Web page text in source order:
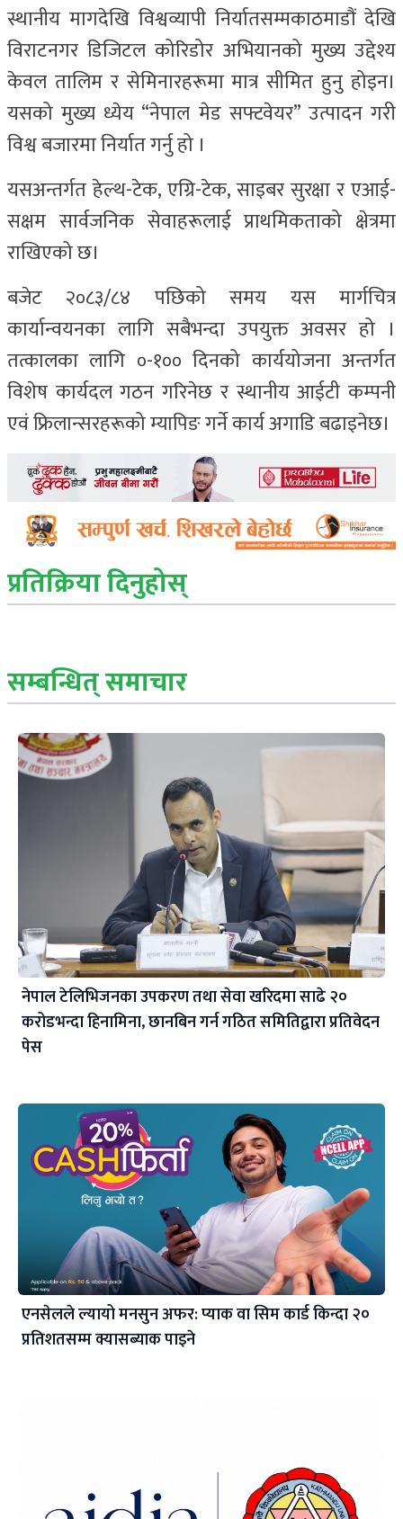
स्थानीय मागदेखि विश्वव्यापी निर्यातसम्मकाठमाडौं देखि
विराटनगर डिजिटल कोरिडोर अभियानको मुख्य उद्देश्य
केवल तालिम र सेमिनारहरूमा मात्र सीमित हुनु होइन।
यसको मुख्य ध्येय “नेपाल मेड सफ्टवेयर” उत्पादन गरी
विश्व बजारमा निर्यात गर्नु हो ।
यसअन्तर्गत हेल्थ-टेक, एग्रि-टेक, साइबर सुरक्षा र एआई-
सक्षम सार्वजनिक सेवाहरूलाई प्राथमिकताको क्षेत्रमा
राखिएको छ।
बजेट २०८३/८४ पछिको समय यस मार्गचित्र
कार्यान्वयनका लागि सबैभन्दा उपयुक्त अवसर हो ।
तत्कालका लागि ०-१०० दिनको कार्ययोजना अन्तर्गत
विशेष कार्यदल गठन गरिनेछ र स्थानीय आईटी कम्पनी
एवं फ्रिलान्सरहरूको म्यापिङ गर्ने कार्य अगाडि बढाइनेछ।
प्रतिक्रिया दिनुहोस्
सम्बन्धित् समाचार
नेपाल टेलिभिजनका उपकरण तथा सेवा खरिदमा साढे २०
करोडभन्दा हिनामिना, छानबिन गर्न गठित समितिद्वारा प्रतिवेदन
पेस
एनसेलले ल्यायो मनसुन अफर: प्याक वा सिम कार्ड किन्दा २०
प्रतिशतसम्म क्यासब्याक पाइने